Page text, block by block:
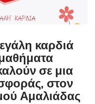
καρδιά
σε μια
στον
Αμαλιάδας